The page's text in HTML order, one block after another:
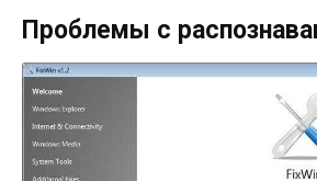
Проблемы с